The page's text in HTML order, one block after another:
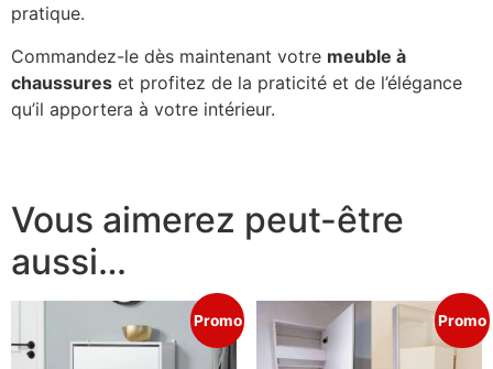
pratique.
Commandez-le dès maintenant votre meuble à
chaussures et profitez de la praticité et de l’élégance
qu’il apportera à votre intérieur.
Vous aimerez peut-être
aussi…
Promo Promo